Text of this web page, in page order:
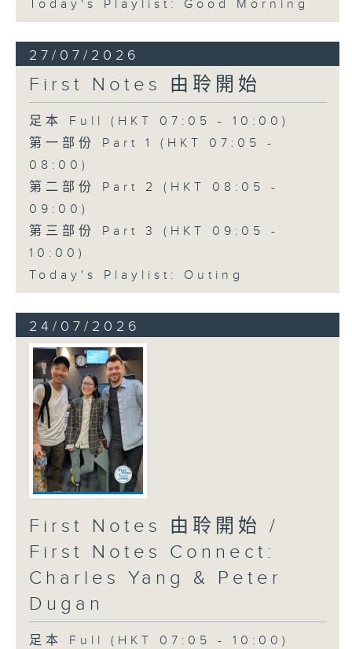
Today's Playlist: Good Morning
27/07/2026
First Notes 由聆開始
足本 Full (HKT 07:05 - 10:00)
第一部份 Part 1 (HKT 07:05 -
08:00)
第二部份 Part 2 (HKT 08:05 -
09:00)
第三部份 Part 3 (HKT 09:05 -
10:00)
Today's Playlist: Outing
24/07/2026
First Notes 由聆開始 /
First Notes Connect:
Charles Yang & Peter
Dugan
足本 Full (HKT 07:05 - 10:00)